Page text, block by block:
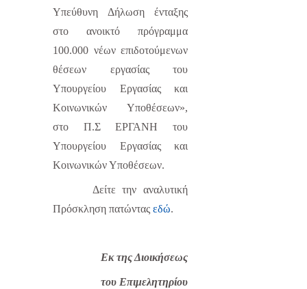
Υπεύθυνη Δήλωση ένταξης
στο ανοικτό πρόγραμμα
100.000 νέων επιδοτούμενων
θέσεων εργασίας του
Υπουργείου Εργασίας και
Κοινωνικών Υποθέσεων»,
στο Π.Σ ΕΡΓΑΝΗ του
Υπουργείου Εργασίας και
Κοινωνικών Υποθέσεων.
Δείτε την αναλυτική
Πρόσκληση πατώντας εδώ.
Εκ της Διοικήσεως
του Επιμελητηρίου